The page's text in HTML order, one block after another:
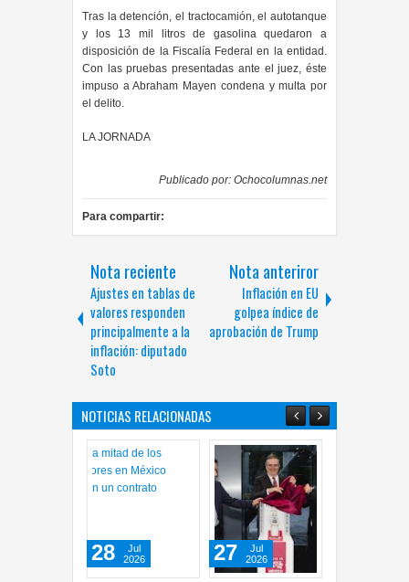
Tras la detención, el tractocamión, el autotanque
y los 13 mil litros de gasolina quedaron a
disposición de la Fiscalía Federal en la entidad.
Con las pruebas presentadas ante el juez, éste
impuso a Abraham Mayen condena y multa por
el delito.
LA JORNADA
Publicado por: Ochocolumnas.net
Para compartir:
Nota reciente
Ajustes en tablas de
valores responden
principalmente a la
inflación: diputado
Soto
Nota anteriror
Inflación en EU
golpea índice de
aprobación de Trump
NOTICIAS RELACIONADAS
28
Jul
2026
27
Jul
2026